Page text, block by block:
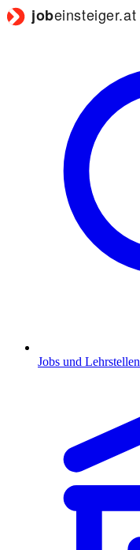
Jobs und Lehrstellen